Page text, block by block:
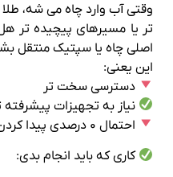
وقتی آب وارد چاه می‌ شه، طلا
تر یا مسیرهای پیچیده‌ تر
اصلی چاه یا سپتیک منتقل
این یعنی:
دسترسی سخت‌ تر
نیاز به تجهیزات پیشرفته‌
احتمال ۰ درصدی پیدا کردن در بعضی موارد
کاری که باید انجام بدی: